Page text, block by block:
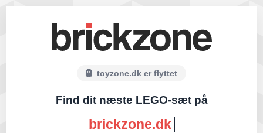
toyzone.dk er flyttet
Find dit næste LEGO-sæt på
brickzone.dk